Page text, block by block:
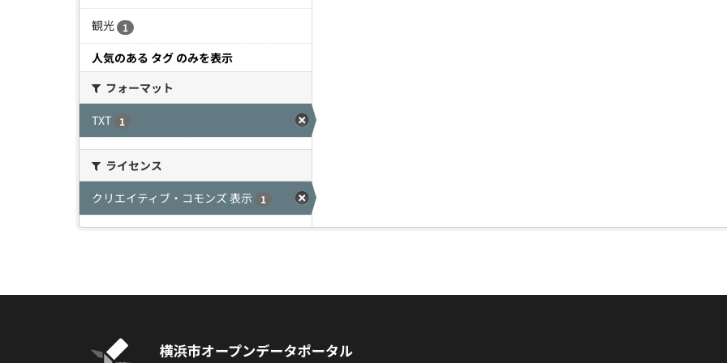
観光 1
人気のある タグ のみを表示
フォーマット
TXT
1
ライセンス
クリエイティブ・コモンズ 表示
1